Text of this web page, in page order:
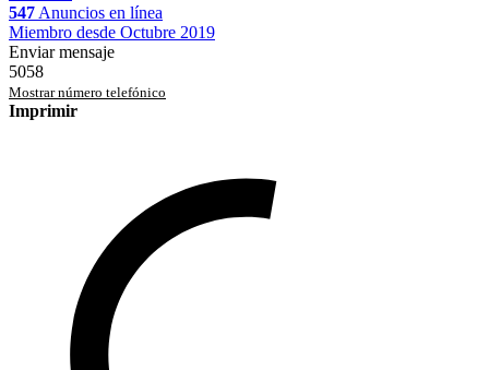
547 Anuncios en línea
Miembro desde Octubre 2019
Enviar mensaje
5058
Mostrar número telefónico
Imprimir